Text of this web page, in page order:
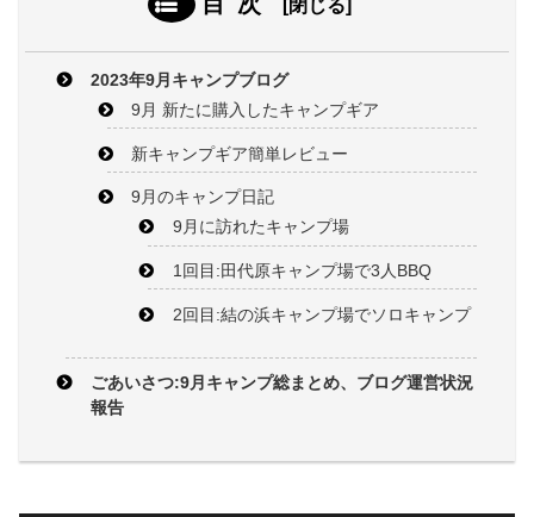
2023年9月キャンプブログ
9月 新たに購入したキャンプギア
新キャンプギア簡単レビュー
9月のキャンプ日記
9月に訪れたキャンプ場
1回目:田代原キャンプ場で3人BBQ
2回目:結の浜キャンプ場でソロキャンプ
ごあいさつ:9月キャンプ総まとめ、ブログ運営状況
報告